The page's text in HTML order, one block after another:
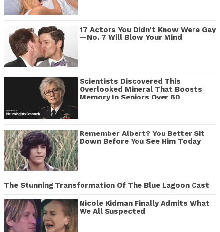
17 Actors You Didn't Know Were Gay
—No. 7 Will Blow Your Mind
Scientists Discovered This
Overlooked Mineral That Boosts
Memory In Seniors Over 60
Remember Albert? You Better Sit
Down Before You See Him Today
The Stunning Transformation Of The Blue Lagoon Cast
Nicole Kidman Finally Admits What
We All Suspected